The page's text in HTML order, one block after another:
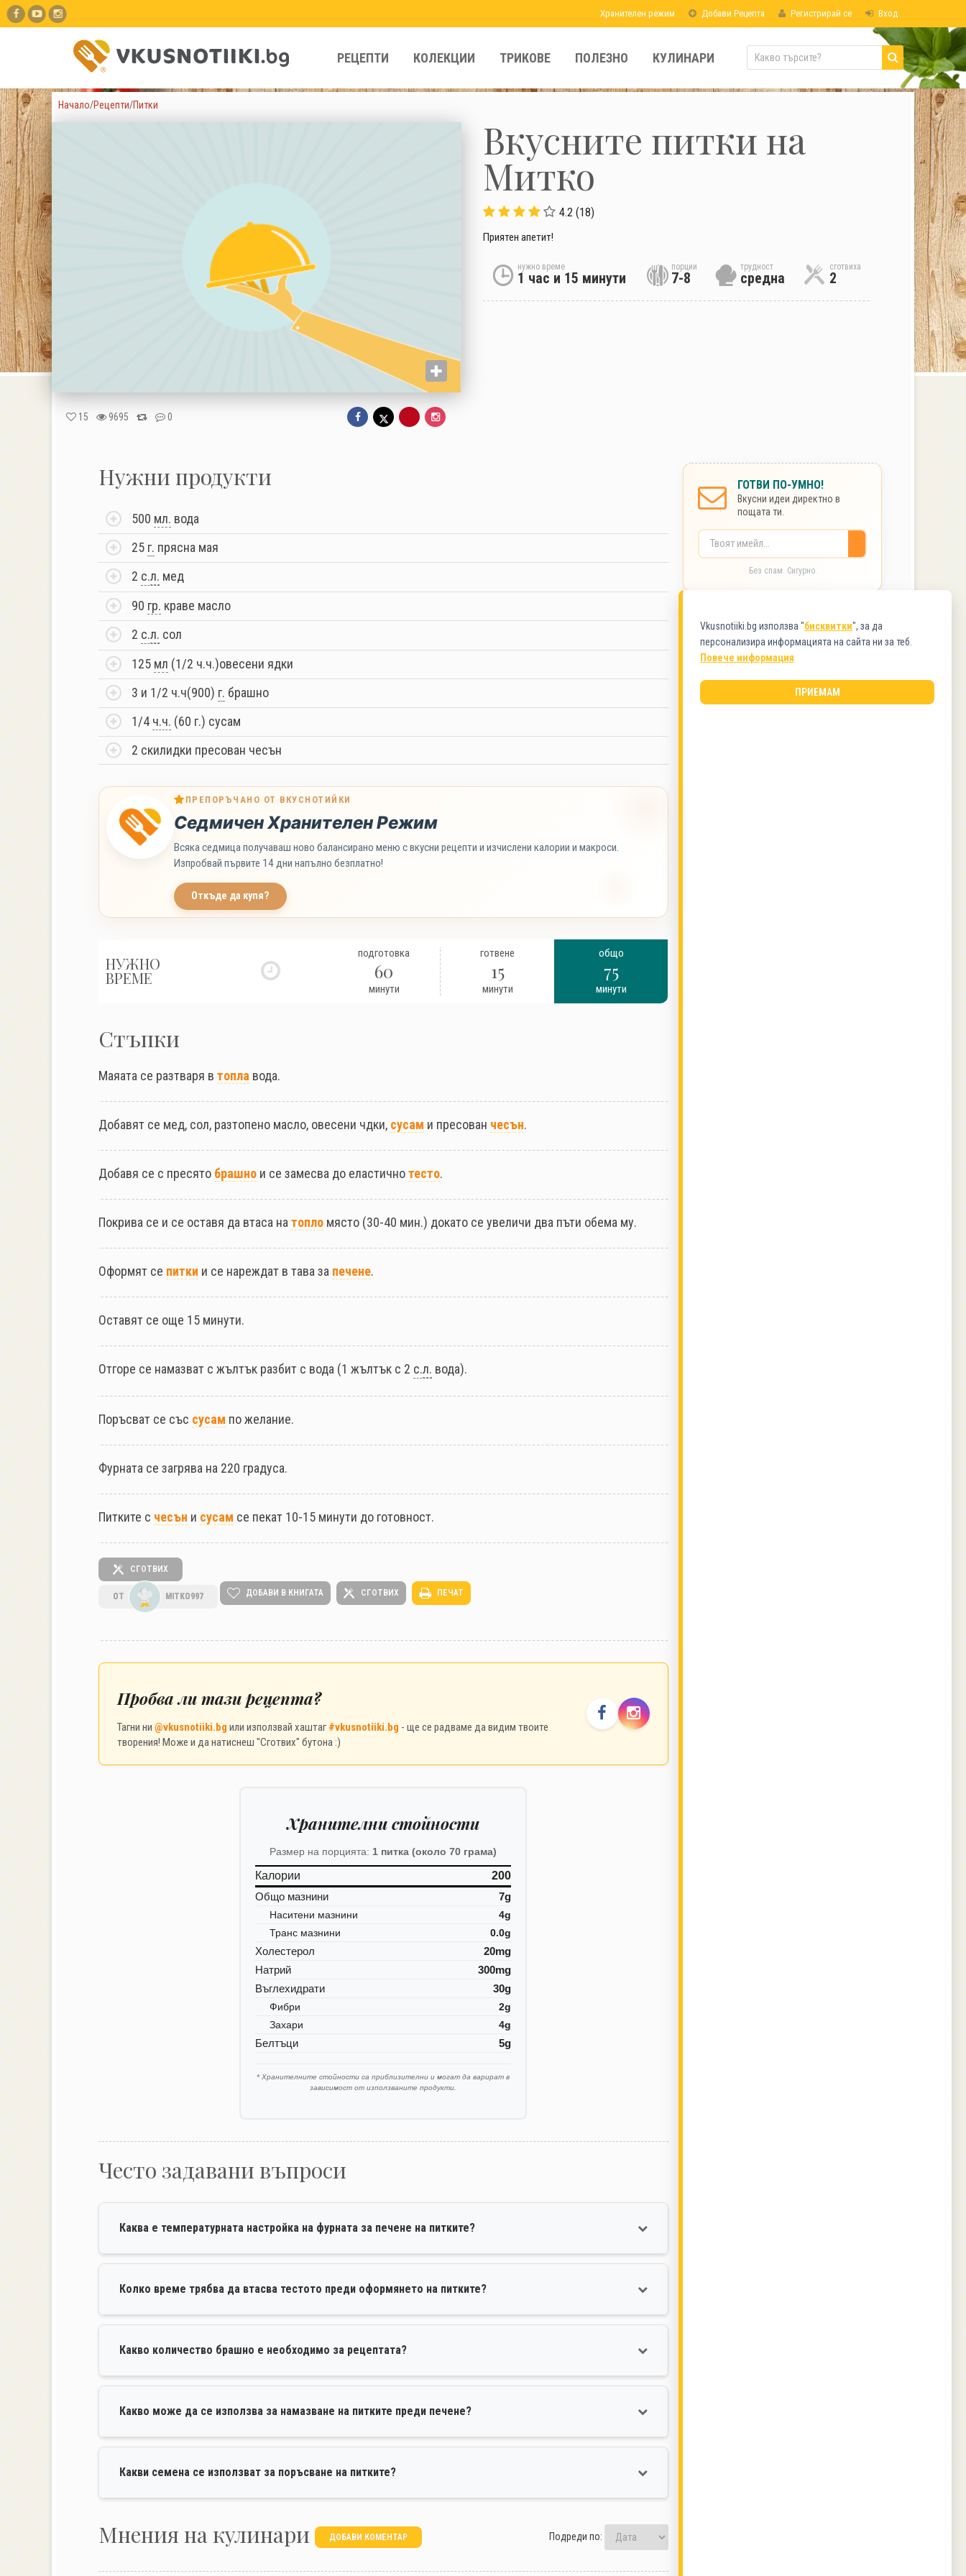
Хранителен режим Добави Рецепта Регистрирай се Вход
РЕЦЕПТИ КОЛЕКЦИИ ТРИКОВЕ ПОЛЕЗНО КУЛИНАРИ
Начало/Рецепти/Питки
15 9695 0
Вкусните питки на
Митко
4.2 (18)
Приятен апетит!
нужно време
1 час и 15 минути
порции
7-8
трудност
средна
сготвиха
2
Нужни продукти
500 мл. вода
25 г. прясна мая
2 с.л. мед
90 гр. краве масло
2 с.л. сол
125 мл (1/2 ч.ч.)овесени ядки
3 и 1/2 ч.ч(900) г. брашно
1/4 ч.ч. (60 г.) сусам
2 скилидки пресован чесън
ПРЕПОРЪЧАНО ОТ ВКУСНОТИЙКИ
Седмичен Хранителен Режим
Всяка седмица получаваш ново балансирано меню с вкусни рецепти и изчислени калории и макроси.
Изпробвай първите 14 дни напълно безплатно!
Откъде да купя?
НУЖНО
ВРЕМЕ
подготовка
60
минути
готвене
15
минути
общо
75
минути
Стъпки
Маяата се разтваря в топла вода.
Добавят се мед, сол, разтопено масло, овесени чдки, сусам и пресован чесън.
Добавя се с пресято брашно и се замесва до еластичнотесто.
Покрива се и се оставя да втаса на топло място (30-40 мин.) докато се увеличи два пъти обема му.
Оформят се питки и се нареждат в тава за печене.
Оставят се още 15 минути.
Отгоре се намазват с жълтък разбит с вода (1 жълтък с 2 с.л. вода).
Поръсват се със сусам по желание.
Фурната се загрява на 220 градуса.
Питките с чесън и сусам се пекат 10-15 минути до готовност.
СГОТВИХ
ОТ MITKO997 ДОБАВИ В КНИГАТА СГОТВИХ ПЕЧАТ
Пробва ли тази рецепта?
Тагни ни @vkusnotiiki.bg или използвай хаштаг #vkusnotiiki.bg - ще се радваме да видим твоите
творения! Може и да натиснеш "Сготвих" бутона :)
Хранителни стойности
Размер на порцията: 1 питка (около 70 грама)
Калории
200
Общо мазнини
7g
Наситени мазнини
4g
Транс мазнини
0.0g
Холестерол
20mg
Натрий
300mg
Въглехидрати
30g
Фибри
2g
Захари
4g
Белтъци 5g
* Хранителните стойности са приблизителни и могат да варират в
зависимост от използваните продукти.
Често задавани въпроси
Каква е температурната настройка на фурната за печене на питките?
Колко време трябва да втасва тестото преди оформянето на питките?
Какво количество брашно е необходимо за рецептата?
Какво може да се използва за намазване на питките преди печене?
Какви семена се използват за поръсване на питките?
Mнения на кулинари ДОБАВИ КОМЕНТАР Подреди по:
ГОТВИ ПО-УМНО!
Вкусни идеи директно в
пощата ти.
Без спам. Сигурно.
КАТЕГОРИИ
Питки
Vkusnotiiki.bg използва "бисквитки", за да
персонализира информацията на сайта ни за теб.
Повече информация
ПРИЕМАМ